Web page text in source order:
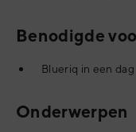
Benodigde
Blueriq in een dag
Onderwerpen